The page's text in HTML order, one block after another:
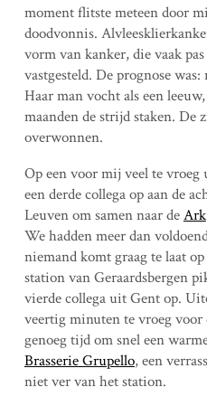
moment flitste meteen door
doodvonnis.
vorm van kanker, die vaak
vastgesteld. De prognose
Haar man vocht als een
maanden de strijd staken. De
overwonnen.
Op een voor mij veel te
een derde collega op aan de
Leuven om samen naar deArk
We hadden meer dan
niemand komt graag te laat
station van Geraardsbergen
vierde collega uit Gent op.
veertig minuten te vroeg
genoeg tijd om snel een
Brasserie Grupello, een
niet ver van het station.